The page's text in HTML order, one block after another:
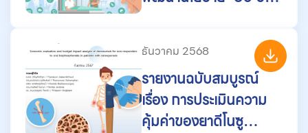
พื้นที่กรุงเทพมหานคร
ธันวาคม 2568
รายงานฉบับสมบูรณ์
เรื่อง การประเมินความ
คุ้มค่าของยาดีโนซู